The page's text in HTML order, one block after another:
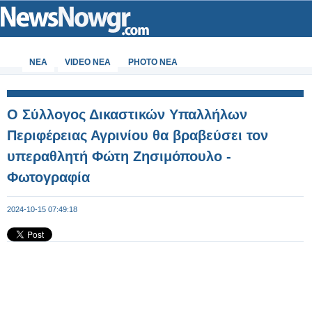
ΝΕΑ VIDEO NEA PHOTO NEA
Ο Σύλλογος Δικαστικών Υπαλλήλων
Περιφέρειας Αγρινίου θα βραβεύσει τον
υπεραθλητή Φώτη Ζησιμόπουλο -
Φωτογραφία
2024-10-15 07:49:18